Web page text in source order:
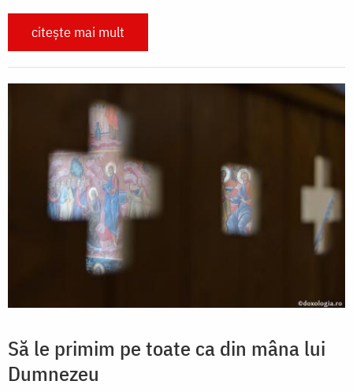
citește mai mult
Să le primim pe toate ca din mâna lui
Dumnezeu